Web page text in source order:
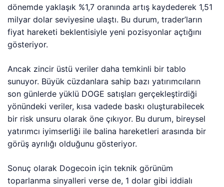
dönemde yaklaşık %1,7 oranında artış kaydederek 1,51
milyar dolar seviyesine ulaştı. Bu durum, trader’ların
fiyat hareketi beklentisiyle yeni pozisyonlar açtığını
gösteriyor.
Ancak zincir üstü veriler daha temkinli bir tablo
sunuyor. Büyük cüzdanlara sahip bazı yatırımcıların
son günlerde yüklü DOGE satışları gerçekleştirdiği
yönündeki veriler, kısa vadede baskı oluşturabilecek
bir risk unsuru olarak öne çıkıyor. Bu durum, bireysel
yatırımcı iyimserliği ile balina hareketleri arasında bir
görüş ayrılığı olduğunu gösteriyor.
Sonuç olarak Dogecoin için teknik görünüm
toparlanma sinyalleri verse de, 1 dolar gibi iddialı